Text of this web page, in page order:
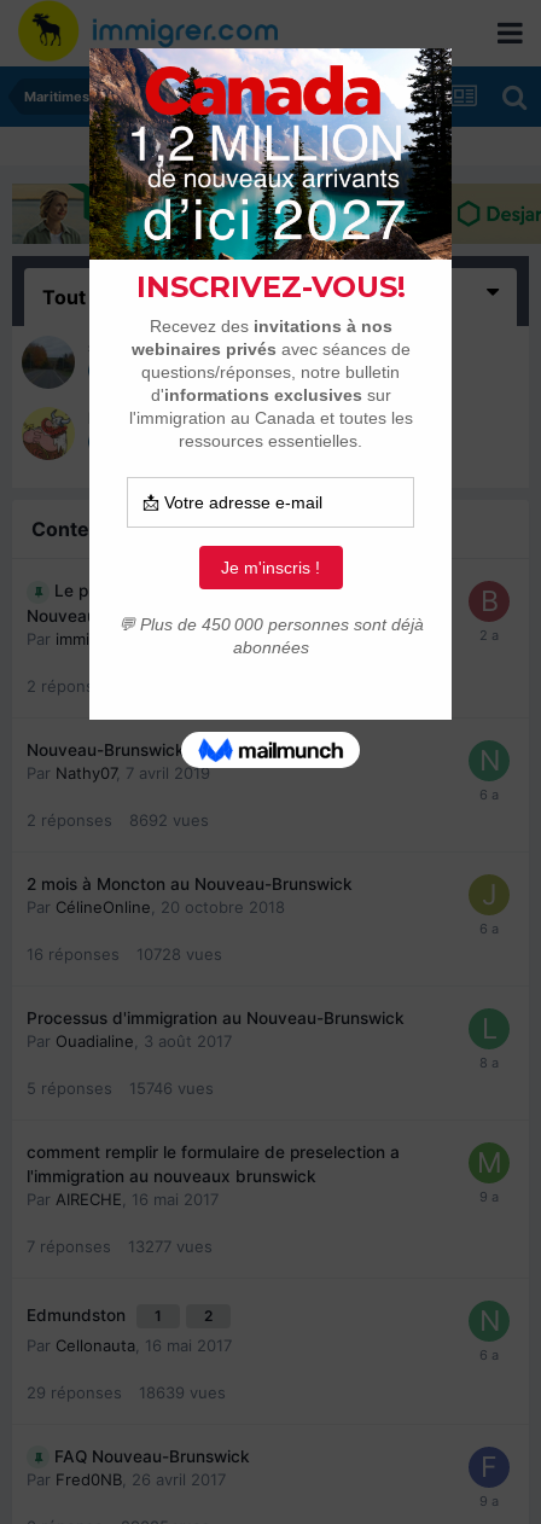
Maritimes
Tout
sandrine1974
16 août 2017
Hägar Dünor
16 août 2017
Contenu similaire
Le programme d’immigration francophone du
Nouveau-Brunswick est à nouveau accessible
Par immigrer.com 27 mars 2024
2 réponses
Nouveau-Brunswick
Par Nathy07, 7 avril 2019
2 réponses 8692 vues
2 mois à Moncton au Nouveau-Brunswick
Par CélineOnline 20 octobre 2018
16 réponses 10728 vues
Processus d'immigration au Nouveau-Brunswick
Par Ouadialine 3 août 2017
5 réponses 15746 vues
comment remplir le formulaire de preselection a
l'immigration au nouveaux brunswick
Par AIRECHE 16 mai 2017
7 réponses 13277 vues
Edmundston 1 2
Par Cellonauta 16 mai 2017
29 réponses 18639 vues
FAQ Nouveau-Brunswick
Par Fred0NB 26 avril 2017